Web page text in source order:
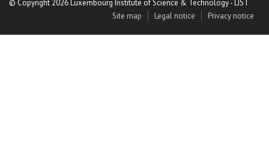
© Copyright 2026 Luxembourg Institute of Science & Technology - LIST
Site map
Legal notice Privacy notice